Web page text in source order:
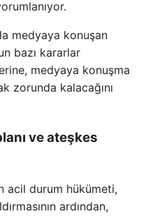
medyaya konuşan
bazı kararlar
medyaya konuşma
zorunda kalacağını
ve ateşkes
acil durum hükümeti,
ardından,